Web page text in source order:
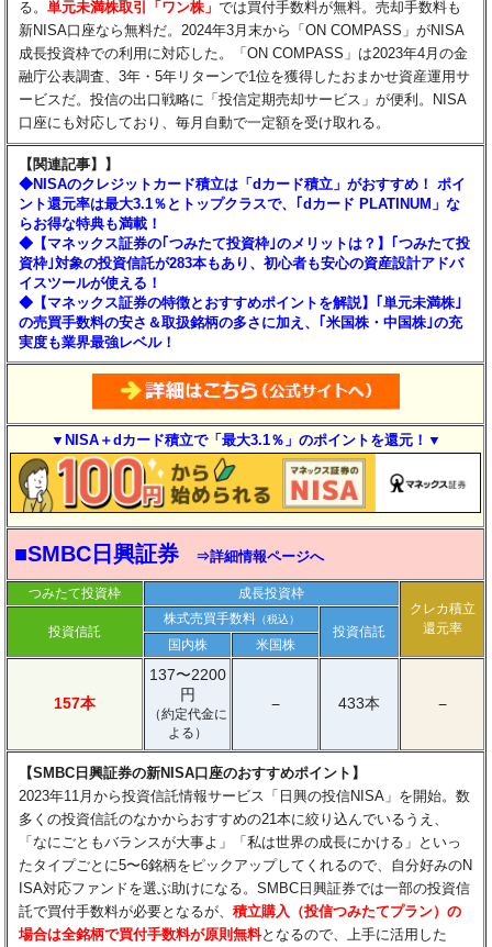
る。単元未満株取引「ワン株」では買付手数料が無料。売却手数料も
新NISA口座なら無料だ。2024年3月末から「ON COMPASS」がNISA
成長投資枠での利用に対応した。「ON COMPASS」は2023年4月の金
融庁公表調査、3年・5年リターンで1位を獲得したおまかせ資産運用サ
ービスだ。投信の出口戦略に「投信定期売却サービス」が便利。NISA
口座にも対応しており、毎月自動で一定額を受け取れる。
【関連記事】】
◆NISAのクレジットカード積立は「dカード積立」がおすすめ！ ポイ
ント還元率は最大3.1％とトップクラスで、｢dカード PLATINUM」な
らお得な特典も満載！
◆【マネックス証券の｢つみたて投資枠｣のメリットは？】｢つみたて投
資枠｣対象の投資信託が283本もあり、初心者も安心の資産設計アドバ
イスツールが使える！
◆【マネックス証券の特徴とおすすめポイントを解説】｢単元未満株｣
の売買手数料の安さ＆取扱銘柄の多さに加え、｢米国株・中国株｣の充
実度も業界最強レベル！
▼NISA＋dカード積立で「最大3.1％」のポイントを還元！▼
■SMBC日興証券 ⇒詳細情報ページへ
つみたて投資枠
成長投資枠
クレカ積立
還元率
投資信託
株式売買手数料（税込）
投資信託
国内株
米国株
157本
137〜2200
円
（約定代金に
よる）
− 433本 −
【SMBC日興証券の新NISA口座のおすすめポイント】
2023年11月から投資信託情報サービス「日興の投信NISA」を開始。数
多くの投資信託のなかからおすすめの21本に絞り込んでいるうえ、
「なにごともバランスが大事よ」「私は世界の成長にかける」といっ
たタイプごとに5〜6銘柄をピックアップしてくれるので、自分好みのN
ISA対応ファンドを選ぶ助けになる。SMBC日興証券では一部の投資信
託で買付手数料が必要となるが、積立購入（投信つみたてプラン）の
場合は全銘柄で買付手数料が原則無料となるので、上手に活用した